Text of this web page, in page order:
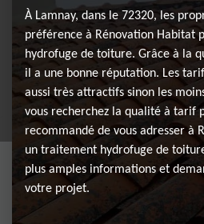
À Lamnay, dans le 72320, les
préférence à Rénovation Habitat
hydrofuge de toiture. Grâce à la
il a une bonne réputation. Les
aussi très attractifs sinon les
vous recherchez la qualité à tarif
recommandé de vous adresser à
un traitement hydrofuge de
plus amples informations et
votre projet.